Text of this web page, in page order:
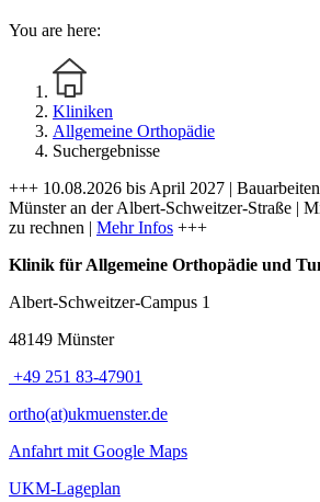
You are here:
Kliniken
Allgemeine Orthopädie
Suchergebnisse
+++ 10.08.2026 bis April 2027 |
Münster an der Albert-Schweitzer-Straße |
zu rechnen | Mehr Infos +++
Klinik für Allgemeine Orthopädie und
Albert-Schweitzer-Campus 1
48149 Münster
+49 251 83-47901
ortho(at)ukmuenster.de
Anfahrt mit Google Maps
UKM-Lageplan